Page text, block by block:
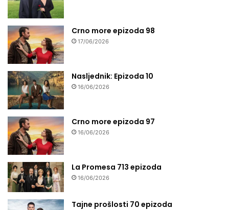
Crno more epizoda 98
17/06/2026
Nasljednik: Epizoda 10
16/06/2026
Crno more epizoda 97
16/06/2026
La Promesa 713 epizoda
16/06/2026
Tajne prošlosti 70 epizoda